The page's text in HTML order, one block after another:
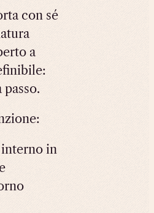
con sé
a
passo.
interno in